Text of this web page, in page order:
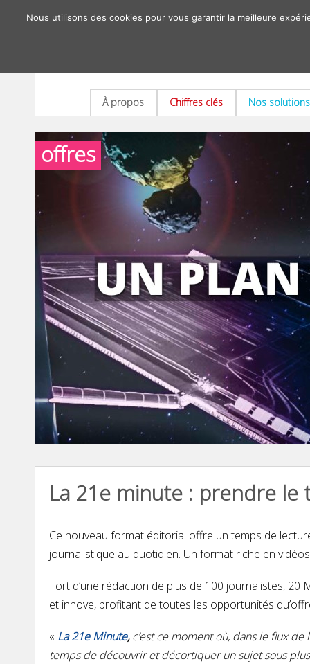
À propos Chiffres clés Nos solutions
offres
La 21e minute : prendre le
Ce nouveau format éditorial offre un temps de
journalistique au quotidien. Un format riche en
Fort d’une rédaction de plus de 100 journalistes,
et innove, profitant de toutes les opportunités
« La 21e Minute,c’est ce moment où, dans le flux
temps de découvrir et décortiquer un sujet sous
Nous utilisons des cookies pour vous garantir la meilleure